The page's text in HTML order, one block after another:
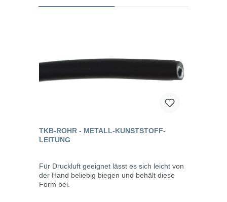
TKB-ROHR - METALL-KUNSTSTOFF-
LEITUNG
Für Druckluft geeignet lässt es sich leicht von
der Hand beliebig biegen und behält diese
Form bei.